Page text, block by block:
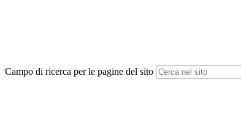
Campo di ricerca per le pagine del sito